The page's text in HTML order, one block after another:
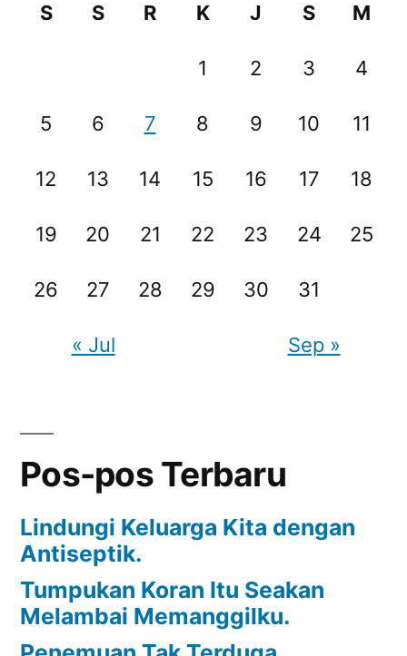
S
S R K J S M
1 2 3 4
5 6 7 8 9 10 11
12 13 14 15 16 17 18
19 20 21 22 23 24 25
26 27 28 29 30 31
« Jul Sep »
Pos-pos Terbaru
Lindungi Keluarga Kita dengan
Antiseptik.
Tumpukan Koran Itu Seakan
Melambai Memanggilku.